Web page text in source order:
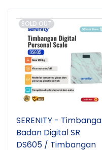
SOLD OUT
SERENITY -
Badan Digital SR
DS605 / Timbangan